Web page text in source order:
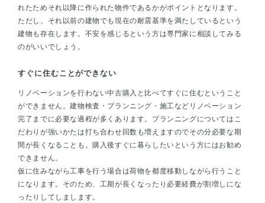
れたためそれ以降に作られた物件であるかがポイントとなります。
ただし、それ以前の建物でも現在の耐震基準を満たしているという
建物も存在します。不安を感じるという方は専門家に相談してみる
のがいいでしょう。
すぐに住むことができない
リノベーションを行わない中古購入と比べてすぐに住むということ
ができません。建物検査・プランニング・施工などリノベーション
完了までに必要な過程が多くあります。プランニングについてはこ
だわりが強いかたは打ち合わせ回数も増えますのでその分必要な期
間が長くなることも。購入後すぐに暮らしたいという方にはお勧め
できません。
仮に住みながら工事を行う場合は荷物を都度移動しながら行うこと
になります。そのため、工期が長くなったり必要経費が割増しにな
ったりしてしまします。